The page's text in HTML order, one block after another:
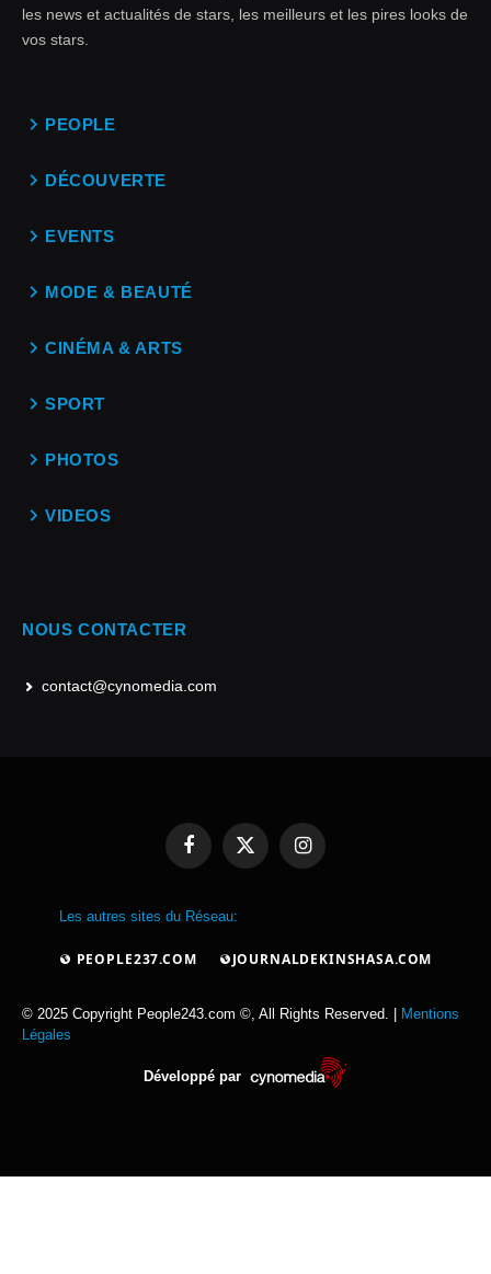
les news et actualités de stars, les meilleurs et les pires looks de
vos stars.
PEOPLE
DÉCOUVERTE
EVENTS
MODE & BEAUTÉ
CINÉMA & ARTS
SPORT
PHOTOS
VIDEOS
NOUS CONTACTER
contact@cynomedia.com
FacebookX
Instagram
Les autres sites du Réseau:
PEOPLE237.COM JOURNALDEKINSHASA.COM
© 2025 Copyright People243.com ©, All Rights Reserved. |
Mentions
Légales
Développé par